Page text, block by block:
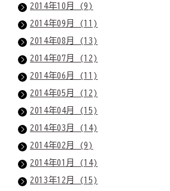
2014年10月 (9)
2014年09月 (11)
2014年08月 (13)
2014年07月 (12)
2014年06月 (11)
2014年05月 (12)
2014年04月 (15)
2014年03月 (14)
2014年02月 (9)
2014年01月 (14)
2013年12月 (15)